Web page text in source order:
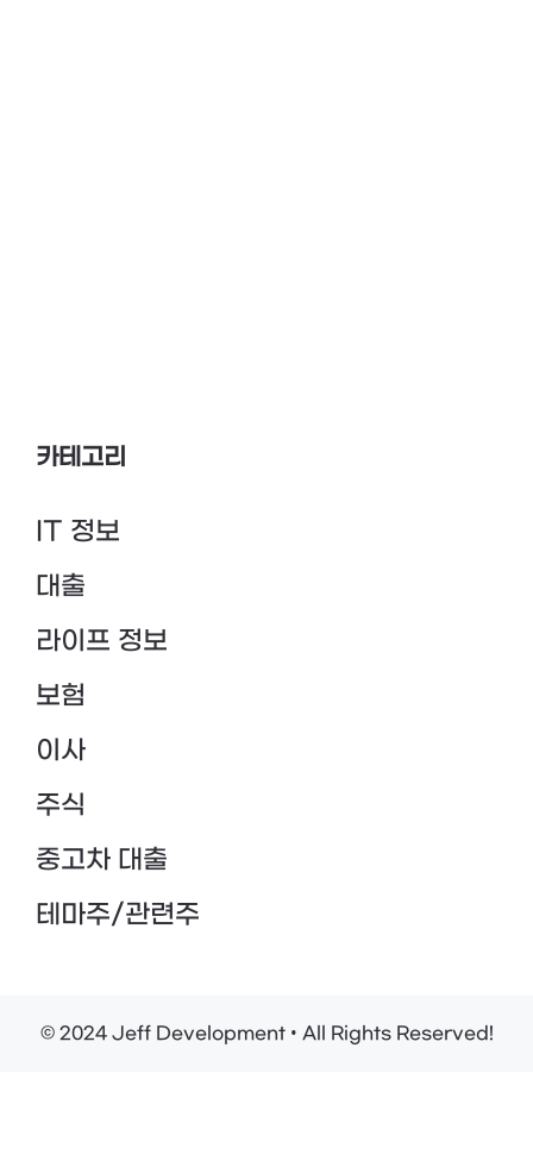
카테고리
IT 정보
대출
라이프 정보
보험
이사
주식
중고차 대출
테마주/관련주
© 2024 Jeff Development • All Rights Reserved!